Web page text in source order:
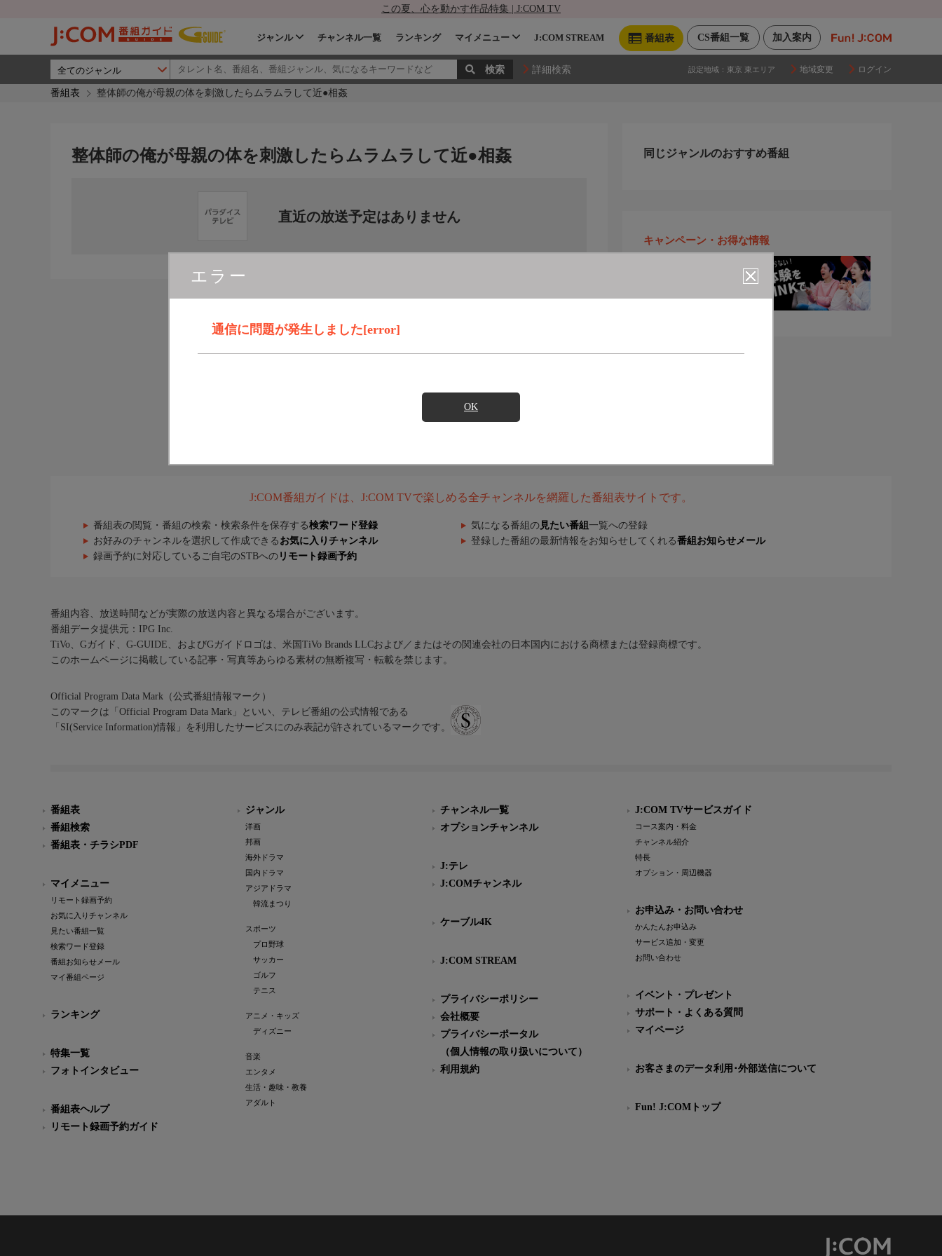
この夏、心を動かす作品特集 | J:COM TV
加入案内
CS番組一覧
番組表
ジャンル チャンネル一覧 ランキング マイメニュー J:COM STREAM
詳細検索 設定地域： 東京 東エリア 地域変更 ログイン
番組表 整体師の俺が母親の体を刺激したらムラムラして近●相姦
エラー
通信に問題が発生しました[error]
OK
整体師の俺が母親の体を刺激したらムラムラして近●相姦
直近の放送予定はありません
同じジャンルのおすすめ番組
キャンペーン・お得な情報
J:COM番組ガイドは、J:COM TVで楽しめる全チャンネルを網羅した番組表サイトです。
番組表の閲覧・番組の検索・検索条件を保存する検索ワード登録 気になる番組の 見たい番組 一覧への登録
お好みのチャンネルを選択して作成できる お気に入りチャンネル 登録した番組の最新情報をお知らせしてくれる番組お知らせメール
録画予約に対応しているご自宅のSTBへの リモート録画予約
番組内容、放送時間などが実際の放送内容と異なる場合がございます。
番組データ提供元：IPG Inc.
TiVo、Gガイド、G-GUIDE、およびGガイドロゴは、米国TiVo Brands LLCおよび／またはその関連会社の日本国内における商標または登録商標です。
このホームページに掲載している記事・写真等あらゆる素材の無断複写・転載を禁じます。
Official Program Data Mark（公式番組情報マーク）
このマークは「Official Program Data Mark」といい、テレビ番組の公式情報である
「SI(Service Information)情報」を利用したサービスにのみ表記が許されているマークです。
番組表
番組検索
番組表・チラシPDF
マイメニュー
リモート録画予約
お気に入りチャンネル
見たい番組一覧
検索ワード登録
番組お知らせメール
マイ番組ページ
ランキング
特集一覧
フォトインタビュー
番組表ヘルプ
リモート録画予約ガイド
ジャンル
洋画
邦画
海外ドラマ
国内ドラマ
アジアドラマ
韓流まつり
スポーツ
プロ野球
サッカー
ゴルフ
テニス
アニメ・キッズ
ディズニー
音楽
エンタメ
生活・趣味・教養
アダルト
チャンネル一覧
オプションチャンネル
J:テレ
J:COMチャンネル
ケーブル4K
J:COM STREAM
プライバシーポリシー
会社概要
プライバシーポータル
（個人情報の取り扱いについて）
利用規約
J:COM TVサービスガイド
コース案内・料金
チャンネル紹介
特長
オプション・周辺機器
お申込み・お問い合わせ
かんたんお申込み
サービス追加・変更
お問い合わせ
イベント・プレゼント
サポート・よくある質問
マイページ
お客さまのデータ利用･外部送信について
Fun! J:COMトップ